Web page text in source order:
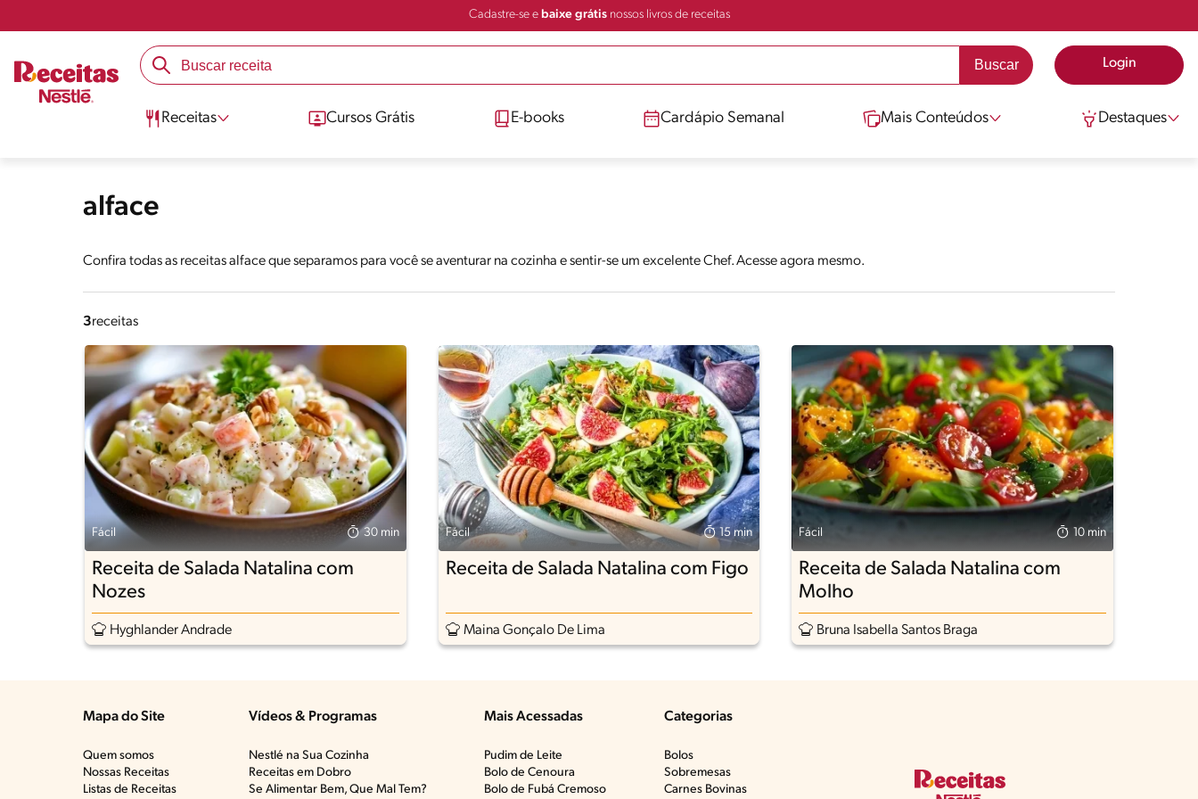
Cadastre-se e baixe grátisnossos livros de receitas
Login
Receitas Cursos Grátis E-books Cardápio Semanal Mais Conteúdos Destaques
alface
Confira todas as receitas alface que separamos para você se aventurar na cozinha e sentir-se um excelente Chef. Acesse agora mesmo.
3receitas
Fácil 30 min
Receita de Salada Natalina com
Nozes
Hyghlander Andrade
Fácil 15 min
Receita de Salada Natalina com Figo
Maina Gonçalo De Lima
Fácil 10 min
Receita de Salada Natalina com
Molho
Bruna Isabella Santos Braga
Mapa do Site
Quem somos
Nossas Receitas
Listas de Receitas​
Vídeos & Programas​
Nestlé na Sua Cozinha
Receitas em Dobro
Se Alimentar Bem, Que Mal Tem?​
Mais Acessadas
Pudim de Leite
Bolo de Cenoura
Bolo de Fubá Cremoso
Categorias
Bolos
Sobremesas
Carnes Bovinas​